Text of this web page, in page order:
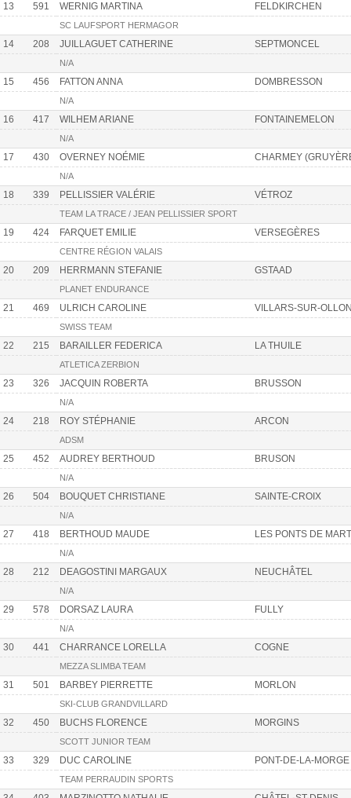
13 591 WERNIG MARTINA FELDKIRCHEN
SC LAUFSPORT HERMAGOR
14 208 JUILLAGUET CATHERINE SEPTMONCEL
N/A
15 456 FATTON ANNA DOMBRESSON
N/A
16 417 WILHEM ARIANE FONTAINEMELON
N/A
17 430 OVERNEY NOÉMIE CHARMEY
N/A
18 339 PELLISSIER VALÉRIE VÉTROZ
TEAM LA TRACE / JEAN PELLISSIER SPORT
19 424 FARQUET EMILIE VERSEGÈRES
CENTRE RÉGION VALAIS
20 209 HERRMANN STEFANIE GSTAAD
PLANET ENDURANCE
21 469 ULRICH CAROLINE VILLARS-SUR-
SWISS TEAM
22 215 BARAILLER FEDERICA LA THUILE
ATLETICA ZERBION
23 326 JACQUIN ROBERTA BRUSSON
N/A
24 218 ROY STÉPHANIE ARCON
ADSM
25 452 AUDREY BERTHOUD BRUSON
N/A
26 504 BOUQUET CHRISTIANE SAINTE-CROIX
N/A
27 418 BERTHOUD MAUDE LES PONTS DE
N/A
28 212 DEAGOSTINI MARGAUX NEUCHÂTEL
N/A
29 578 DORSAZ LAURA FULLY
N/A
30 441 CHARRANCE LORELLA COGNE
MEZZA SLIMBA TEAM
31 501 BARBEY PIERRETTE MORLON
SKI-CLUB GRANDVILLARD
32 450 BUCHS FLORENCE MORGINS
SCOTT JUNIOR TEAM
33 329 DUC CAROLINE PONT-DE-LA-MORGE
TEAM PERRAUDIN SPORTS